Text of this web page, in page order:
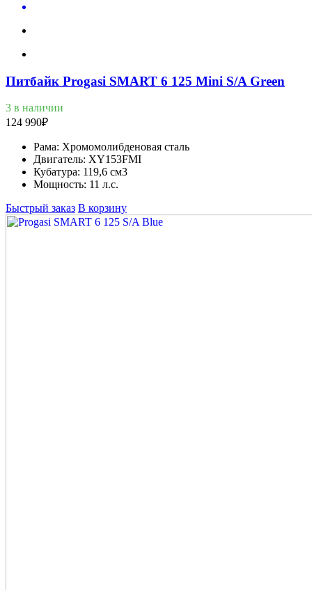
Питбайк Progasi SMART 6 125 Mini S/A Green
3 в наличии
124 990₽
Рама: Хромомолибденовая сталь
Двигатель: XY153FMI
Кубатура: 119,6 см3
Мощность: 11 л.с.
Быстрый заказ В корзину